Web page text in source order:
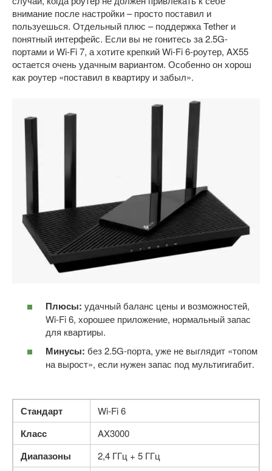
внимание после настройки – просто поставил и
пользуешься. Отдельный плюс – поддержка Tether и
понятный интерфейс. Если вы не гонитесь за 2.5G-
портами и Wi-Fi 7, а хотите крепкий Wi-Fi 6-роутер, AX55
остается очень удачным вариантом. Особенно он хорош
как роутер «поставил в квартиру и забыл».
Плюсы: удачный баланс цены и возможностей,
Wi-Fi 6, хорошее приложение, нормальный запас
для квартиры.
Минусы: без 2.5G-порта, уже не выглядит «топом
на вырост», если нужен запас под мультигигабит.
Стандарт Wi-Fi 6
Класс AX3000
Диапазоны 2,4 ГГц + 5 ГГц